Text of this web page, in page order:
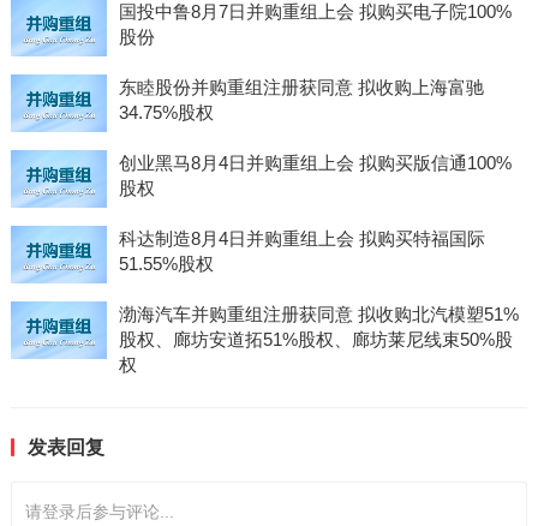
国投中鲁8月7日并购重组上会 拟购买电子院100%
股份
东睦股份并购重组注册获同意 拟收购上海富驰
34.75%股权
创业黑马8月4日并购重组上会 拟购买版信通100%
股权
科达制造8月4日并购重组上会 拟购买特福国际
51.55%股权
渤海汽车并购重组注册获同意 拟收购北汽模塑51%
股权、廊坊安道拓51%股权、廊坊莱尼线束50%股
权
发表回复
请登录后参与评论...